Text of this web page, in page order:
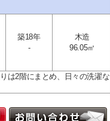
築18年
-
木造
96.05㎡
は2階にまとめ、日々の洗濯な